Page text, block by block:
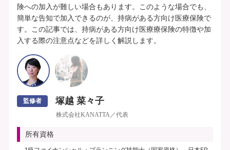
険への加入が難しい場合もあります。このような場合でも、
簡単な告知で加入できるのが、持病がある方向け医療保険で
す。この記事では、持病がある方向け医療療保険の特徴や加
入する際の注意点などを詳しく解説します。
監修者 塚越 菜々子
株式会社KANATTA／代表
所有資格